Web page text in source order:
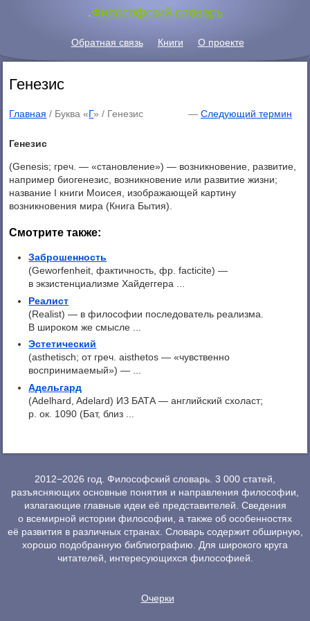
.Философский словарь
Обратная связь Книги О проекте
Генезис
Главная / Буква «Г» / Генезис — Следующий термин
Генезис
(Genesis; греч. — «становление») — возникновение, развитие,
например биогенезис, возникновение или развитие жизни;
название I книги Моисея, изображающей картину
возникновения мира (Книга Бытия).
Смотрите также:
Заброшенность
(Geworfenheit, фактичность, фр. facticite) —
в экзистенциализме Хайдеггера ...
Реалист
(Realist) — в философии последователь реализма.
В широком же смысле ...
Эстетический
(asthetisch; от греч. aisthetos — «чувственно
воспринимаемый») — ...
Адельгард
(Adelhard, Adelard) ИЗ БАТА — английский схоласт;
р. ок. 1090 (Бат, близ ...
2012−2026 год. Философский словарь. 3 000 статей,
разъясняющих основные понятия и направления философии,
излагающие главные идеи её представителей. Сведения
о всемирной истории философии, а также об особенностях
её развития в различных странах. Словарь содержит обширную,
хорошо подобранную библиографию. Для широкого круга
читателей, интересующихся философией.
Очерки